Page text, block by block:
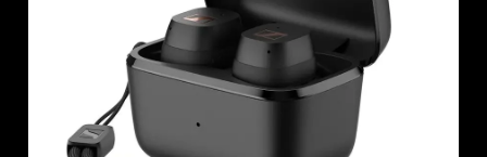
Professioneel